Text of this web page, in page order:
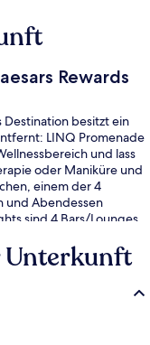
Rewards
Destination besitzt ein
LINQ Promenade
und lass
oder Maniküre und
einem der 4
und Abendessen
sind 4 Bars/Lounges,
erhalten tolle
Verkehrsmittel
Harrah’s & The
- Caesars Palace
Unterkunft